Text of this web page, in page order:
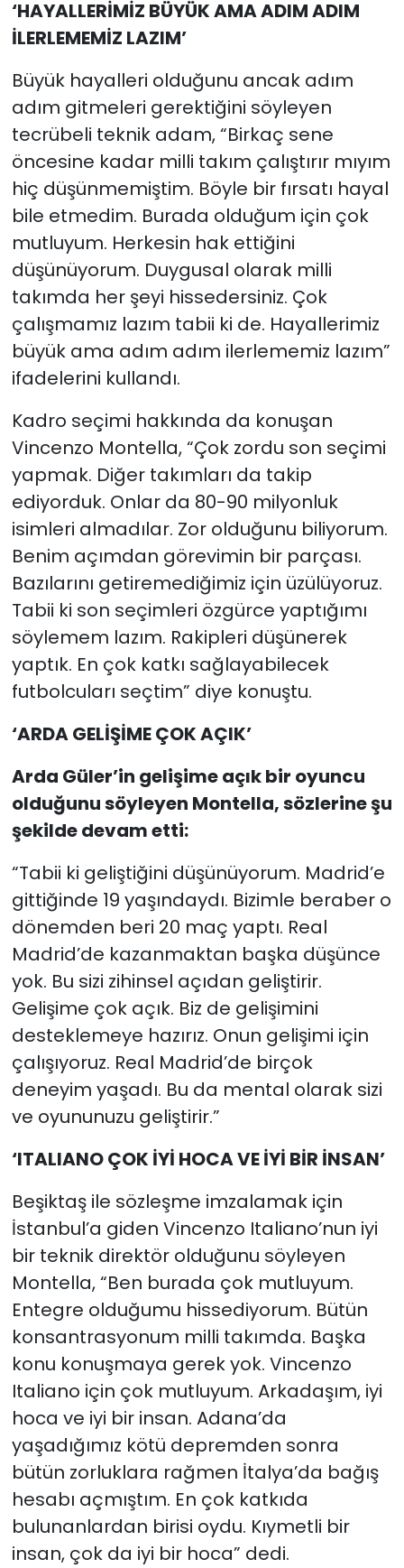
‘HAYALLERİMİZ BÜYÜK AMA ADIM ADIM
İLERLEMEMİZ LAZIM’
Büyük hayalleri olduğunu ancak adım
adım gitmeleri gerektiğini söyleyen
tecrübeli teknik adam, “Birkaç sene
öncesine kadar milli takım çalıştırır mıyım
hiç düşünmemiştim. Böyle bir fırsatı hayal
bile etmedim. Burada olduğum için çok
mutluyum. Herkesin hak ettiğini
düşünüyorum. Duygusal olarak milli
takımda her şeyi hissedersiniz. Çok
çalışmamız lazım tabii ki de. Hayallerimiz
büyük ama adım adım ilerlememiz lazım”
ifadelerini kullandı.
Kadro seçimi hakkında da konuşan
Vincenzo Montella, “Çok zordu son seçimi
yapmak. Diğer takımları da takip
ediyorduk. Onlar da 80-90 milyonluk
isimleri almadılar. Zor olduğunu biliyorum.
Benim açımdan görevimin bir parçası.
Bazılarını getiremediğimiz için üzülüyoruz.
Tabii ki son seçimleri özgürce yaptığımı
söylemem lazım. Rakipleri düşünerek
yaptık. En çok katkı sağlayabilecek
futbolcuları seçtim” diye konuştu.
‘ARDA GELİŞİME ÇOK AÇIK’
Arda Güler’in gelişime açık bir oyuncu
olduğunu söyleyen Montella, sözlerine şu
şekilde devam etti:
“Tabii ki geliştiğini düşünüyorum. Madrid’e
gittiğinde 19 yaşındaydı. Bizimle beraber o
dönemden beri 20 maç yaptı. Real
Madrid’de kazanmaktan başka düşünce
yok. Bu sizi zihinsel açıdan geliştirir.
Gelişime çok açık. Biz de gelişimini
desteklemeye hazırız. Onun gelişimi için
çalışıyoruz. Real Madrid’de birçok
deneyim yaşadı. Bu da mental olarak sizi
ve oyununuzu geliştirir.”
‘ITALIANO ÇOK İYİ HOCA VE İYİ BİR İNSAN’
Beşiktaş ile sözleşme imzalamak için
İstanbul’a giden Vincenzo Italiano’nun iyi
bir teknik direktör olduğunu söyleyen
Montella, “Ben burada çok mutluyum.
Entegre olduğumu hissediyorum. Bütün
konsantrasyonum milli takımda. Başka
konu konuşmaya gerek yok. Vincenzo
Italiano için çok mutluyum. Arkadaşım, iyi
hoca ve iyi bir insan. Adana’da
yaşadığımız kötü depremden sonra
bütün zorluklara rağmen İtalya’da bağış
hesabı açmıştım. En çok katkıda
bulunanlardan birisi oydu. Kıymetli bir
insan, çok da iyi bir hoca” dedi.